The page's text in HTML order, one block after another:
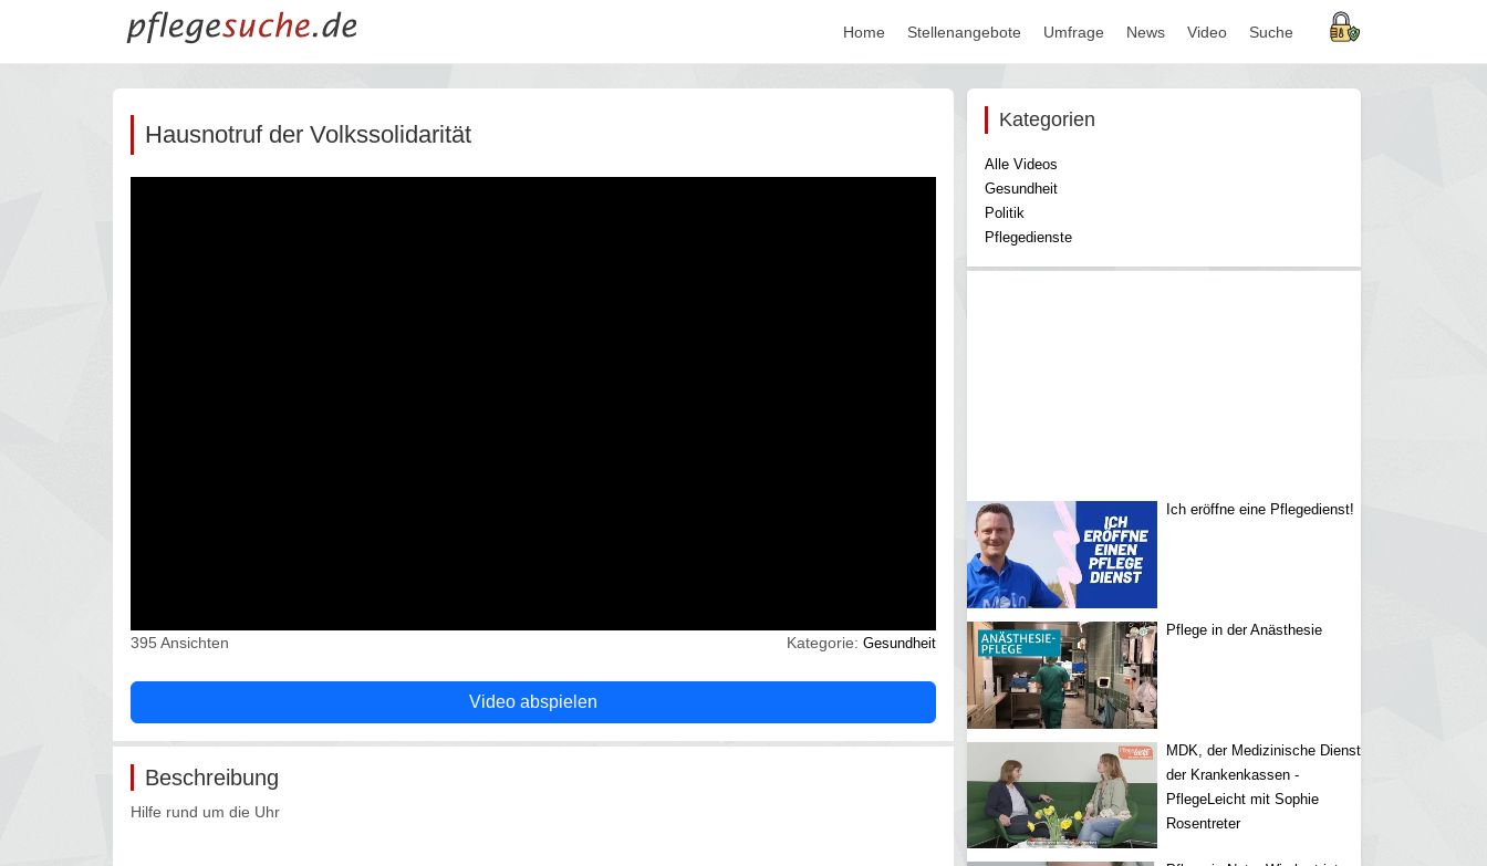
Hausnotruf der Volkssolidarität
395 Ansichten Kategorie: Gesundheit
Video abspielen
Beschreibung
Hilfe rund um die Uhr
Kategorien
Alle Videos
Gesundheit
Politik
Pflegedienste
Ich eröffne eine Pflegedienst!
Pflege in der Anästhesie
MDK, der Medizinische Dienst
der Krankenkassen -
PflegeLeicht mit Sophie
Rosentreter
Home Stellenangebote Umfrage News Video Suche